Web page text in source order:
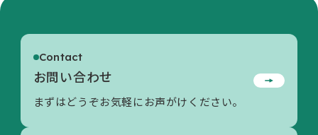
Contact
お問い合わせ
まずはどうぞお気軽にお声がけください。